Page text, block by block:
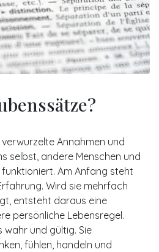
Annahmen und
selbst, andere Menschen und
Am Anfang steht
Wird sie mehrfach
entsteht daraus eine
persönliche Lebensregel.
wahr und gültig. Sie
fühlen, handeln und